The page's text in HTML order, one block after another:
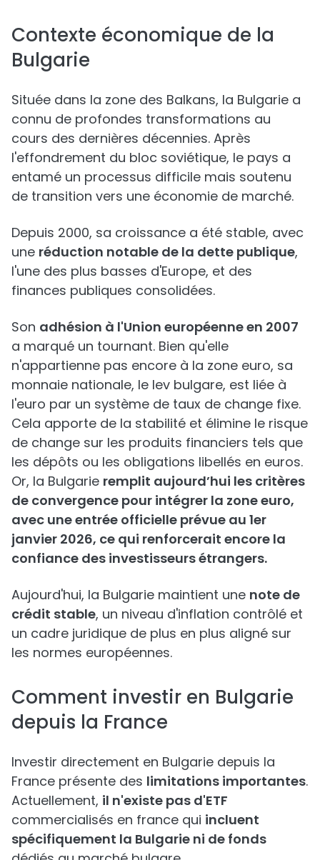
Contexte économique de la
Bulgarie
Située dans la zone des Balkans, la Bulgarie a
connu de profondes transformations au
cours des dernières décennies. Après
l'effondrement du bloc soviétique, le pays a
entamé un processus difficile mais soutenu
de transition vers une économie de marché.
Depuis 2000, sa croissance a été stable, avec
une réduction notable de la dette publique,
l'une des plus basses d'Europe, et des
finances publiques consolidées.
Son adhésion à l'Union européenne en 2007
a marqué un tournant. Bien qu'elle
n'appartienne pas encore à la zone euro, sa
monnaie nationale, le lev bulgare, est liée à
l'euro par un système de taux de change fixe.
Cela apporte de la stabilité et élimine le risque
de change sur les produits financiers tels que
les dépôts ou les obligations libellés en euros.
Or, la Bulgarie remplit aujourd’hui les critères
de convergence pour intégrer la zone euro,
avec une entrée officielle prévue au 1er
janvier 2026, ce qui renforcerait encore la
confiance des investisseurs étrangers.
Aujourd'hui, la Bulgarie maintient une note de
crédit stable, un niveau d'inflation contrôlé et
un cadre juridique de plus en plus aligné sur
les normes européennes.
Comment investir en Bulgarie
depuis la France
Investir directement en Bulgarie depuis la
France présente des limitations importantes.
Actuellement, il n'existe pas d'ETF
commercialisés en france qui incluent
spécifiquement la Bulgarie ni de fonds